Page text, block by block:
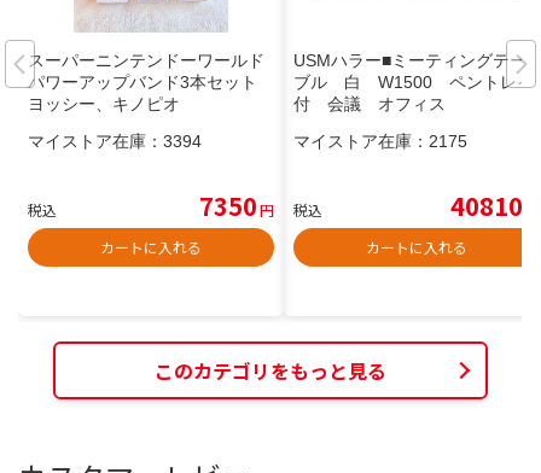
スーパーニンテンドーワールド
パワーアップバンド3本セット
ヨッシー、キノピオ
マイストア在庫： 3394
税込 7350円
カートに入れる
USMハラー■ミーティングテー
ブル 白 W1500 ペントレイ
付 会議 オフィス
マイストア在庫： 2175
税込 40810
カートに入れる
このカテゴリをもっと見る